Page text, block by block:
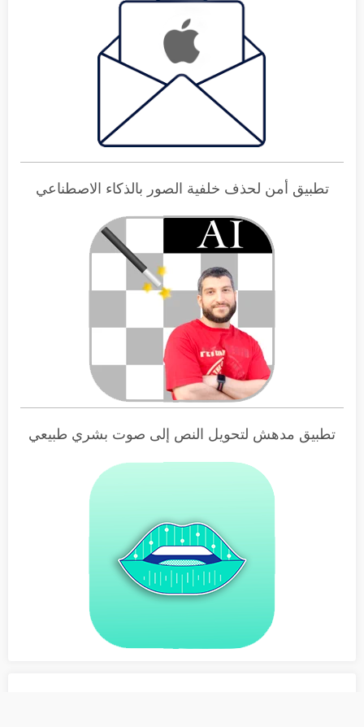
تطبيق أمن لحذف خلفية الصور بالذكاء الاصطناعي
تطبيق مدهش لتحويل النص إلى صوت بشري طبيعي